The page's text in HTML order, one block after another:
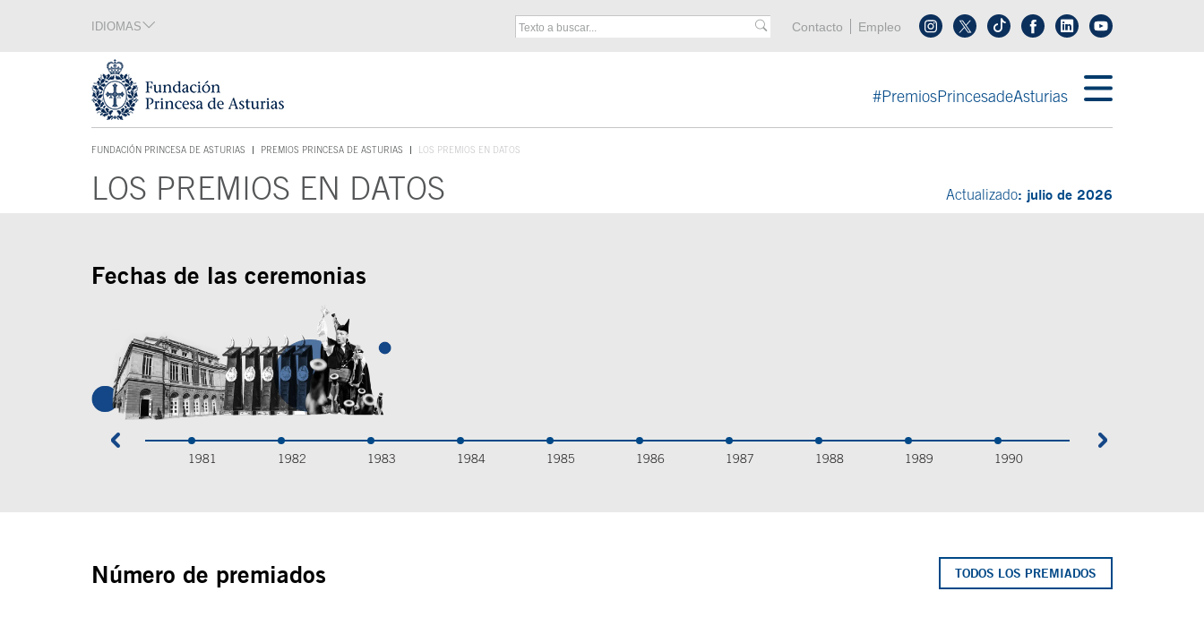
Tecla de acceso 1
IDIOMAS Menú cabecera
Contacto Empleo Síguenos en tiktokSíguenos en linkedin
#PremiosPrincesadeAsturias
FUNDACIÓN PRINCESA DE ASTURIAS
TECLA DE ACCESO 1
PREMIOS PRINCESA DE ASTURIAS LOS PREMIOS EN DATOS
Contenido principalLOS PREMIOS EN DATOS Actualizado: julio de 2026
Fechas de las ceremonias
1981 1982 1983 1984 1985 1986 1987 1988 1989 1990
Número de premiados TODOS LOS PREMIADOS